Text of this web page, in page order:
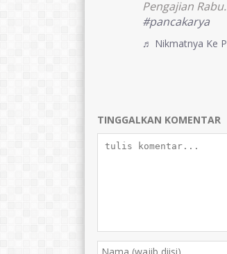
Pengajian
#pancakarya
♬ Nikmatnya Ke
TINGGALKAN KOMENTAR